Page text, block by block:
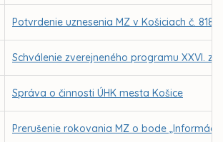
Potvrdenie uznesenia MZ v Košiciach č.
Schválenie zverejneného programu XXVI.
Správa o činnosti ÚHK mesta Košice
Prerušenie rokovania MZ o bode